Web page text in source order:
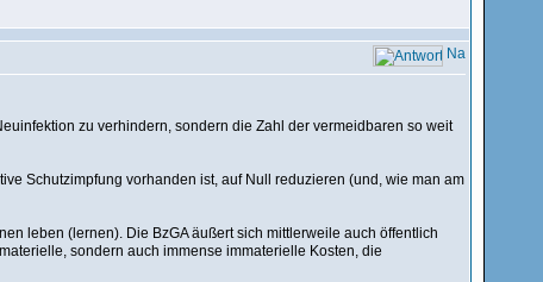
zu verhindern, sondern die Zahl der vermeidbaren so weit
Schutzimpfung vorhanden ist, auf Null reduzieren (und, wie man am
leben (lernen). Die BzGA äußert sich mittlerweile auch öffentlich
sondern auch immense immaterielle Kosten, die